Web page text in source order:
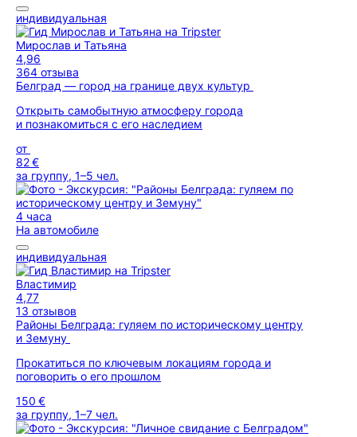
индивидуальная
Мирослав и Татьяна
4,96
364 отзыва
Белград — город на границе двух культур
Открыть самобытную атмосферу города
и познакомиться с его наследием
от
82 €
за группу, 1–5 чел.
4 часа
На автомобиле
индивидуальная
Властимир
4,77
13 отзывов
Районы Белграда: гуляем по историческому центру
и Земуну
Прокатиться по ключевым локациям города и
поговорить о его прошлом
150 €
за группу, 1–7 чел.